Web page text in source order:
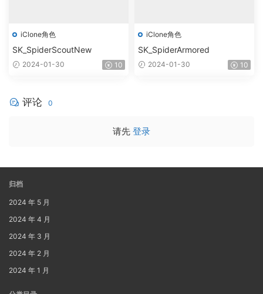
iClone角色
SK_SpiderScoutNew
2024-01-30 10
iClone角色
SK_SpiderArmored
2024-01-30 10
评论 0
请先 登录
归档
2024 年 5 月
2024 年 4 月
2024 年 3 月
2024 年 2 月
2024 年 1 月